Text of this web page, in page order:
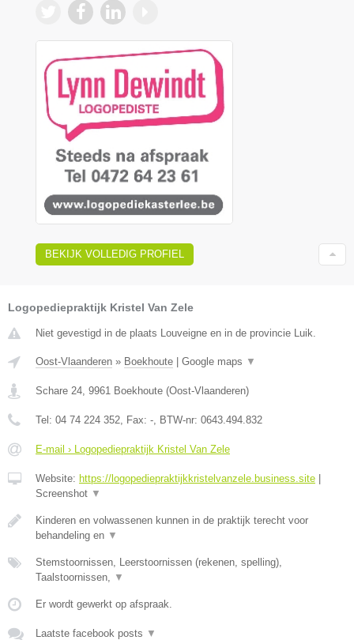
BEKIJK VOLLEDIG PROFIEL
Logopediepraktijk Kristel Van Zele
Niet gevestigd in de plaats Louveigne en in de provincie Luik.
Oost-Vlaanderen » Boekhoute Google maps ▼
Schare 24, 9961 Boekhoute (Oost-Vlaanderen)
Tel: 04 74 224 352, Fax: -, BTW-nr: 0643.494.832
E-mail › Logopediepraktijk Kristel Van Zele
Website: https://logopediepraktijkkristelvanzele.business.site
Screenshot ▼
Kinderen en volwassenen kunnen in de praktijk terecht voor
behandeling en ▼
Stemstoornissen, Leerstoornissen (rekenen, spelling),
Taalstoornissen, ▼
Er wordt gewerkt op afspraak.
Laatste facebook posts ▼